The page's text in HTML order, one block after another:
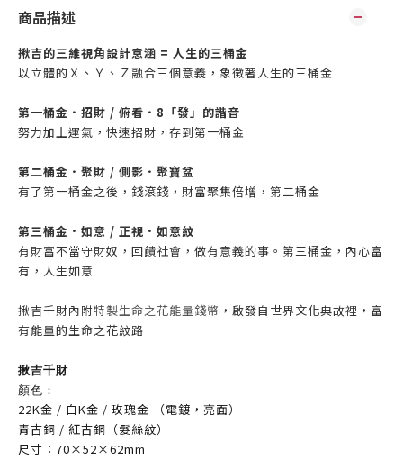
商品描述
揪吉的三維視角設計意涵 = 人生的三桶金
以立體的Ｘ、Ｙ、Ｚ融合三個意義，象徵著人生的三桶金
第一桶金．招財 / 俯看．8「發」的諧音
努力加上運氣，快速招財，存到第一桶金
第二桶金．聚財 / 側影．聚寶盆
有了第一桶金之後，錢滾錢，財富聚集倍增，第二桶金
第三桶金．如意 / 正視．如意紋
有財富不當守財奴，回饋社會，做有意義的事。第三桶金，內心富
有，人生如意
揪吉千財內附特製生命之花能量錢幣 ， 啟發自世界文化典故裡，富
有能量的生命之花紋路
揪吉千財
顏色：
22K金 / 白K金 / 玫瑰金 （電鍍，亮面）
青古銅 / 紅古銅（髮絲紋）
尺寸：70×52×62mm